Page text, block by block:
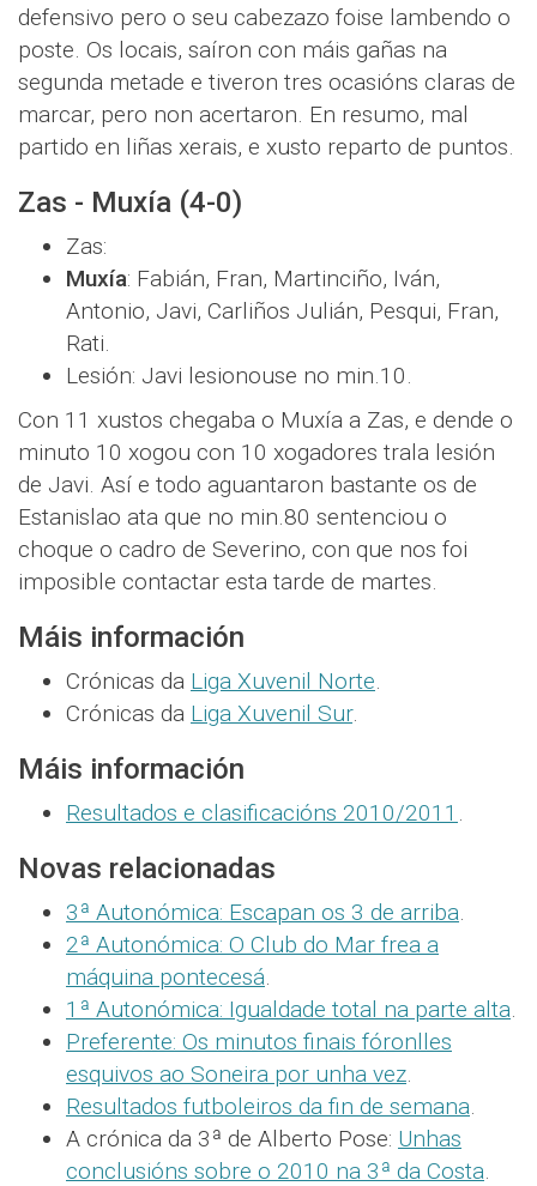
defensivo pero o seu cabezazo foise lambendo o
poste. Os locais, saíron con máis gañas na
segunda metade e tiveron tres ocasións claras de
marcar, pero non acertaron. En resumo, mal
partido en liñas xerais, e xusto reparto de puntos.
Zas - Muxía (4-0)
Zas:
Muxía: Fabián, Fran, Martinciño, Iván,
Antonio, Javi, Carliños Julián, Pesqui, Fran,
Rati.
Lesión: Javi lesionouse no min.10.
Con 11 xustos chegaba o Muxía a Zas, e dende o
minuto 10 xogou con 10 xogadores trala lesión
de Javi. Así e todo aguantaron bastante os de
Estanislao ata que no min.80 sentenciou o
choque o cadro de Severino, con que nos foi
imposible contactar esta tarde de martes.
Máis información
Crónicas da Liga Xuvenil Norte.
Crónicas da Liga Xuvenil Sur.
Máis información
Resultados e clasificacións 2010/2011 .
Novas relacionadas
3ª Autonómica: Escapan os 3 de arriba.
2ª Autonómica: O Club do Mar frea a
máquina pontecesá.
1ª Autonómica: Igualdade total na parte alta.
Preferente: Os minutos finais fóronlles
esquivos ao Soneira por unha vez.
Resultados futboleiros da fin de semana.
A crónica da 3ª de Alberto Pose: Unhas
conclusións sobre o 2010 na 3ª da Costa.